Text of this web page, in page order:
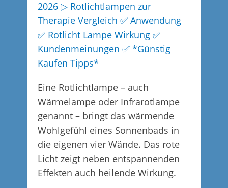
2026 ▷ Rotlichtlampen zur
Therapie Vergleich ✅ Anwendung
✅ Rotlicht Lampe Wirkung ✅
Kundenmeinungen ✅ *Günstig
Kaufen Tipps*
Eine Rotlichtlampe – auch
Wärmelampe oder Infrarotlampe
genannt – bringt das wärmende
Wohlgefühl eines Sonnenbads in
die eigenen vier Wände. Das rote
Licht zeigt neben entspannenden
Effekten auch heilende Wirkung.